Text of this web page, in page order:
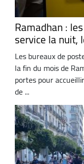
Ramadhan :
service la nuit,
Les bureaux de
la fin du mois de
portes pour
de ...